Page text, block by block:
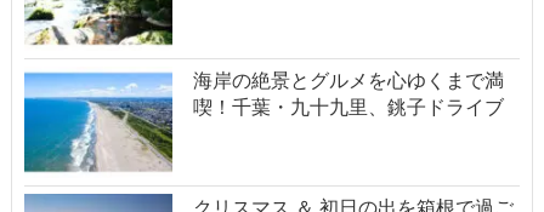
海岸の絶景とグルメを心ゆくまで満
喫！千葉・九十九里、銚子ドライブ
クリスマス ＆ 初日の出を箱根で過ご